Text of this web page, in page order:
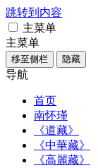
跳转到内容
主菜单
主菜单
移至侧栏 隐藏
导航
首页
南怀瑾
《道藏》
《中華藏》
《高麗藏》